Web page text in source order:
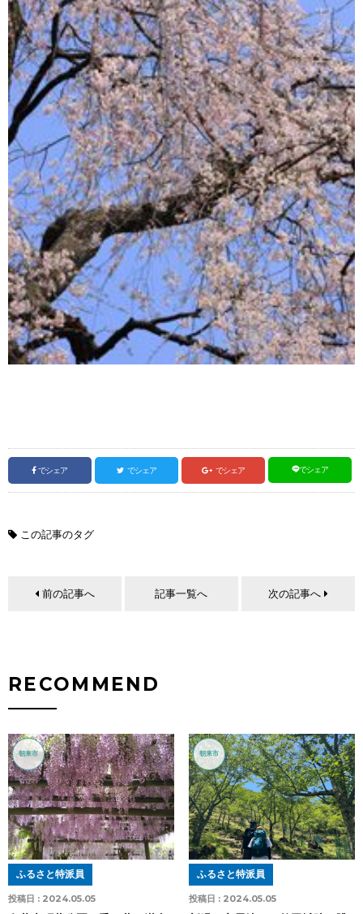
でシェア でシェア でシェア でシェア
この記事のタグ
前の記事へ 記事一覧へ 次の記事へ
RECOMMEND
朝来市
投稿日 : 2024.05.05
ふるさと特派員
朝来市
投稿日 : 2024.05.05
ふるさと特派員